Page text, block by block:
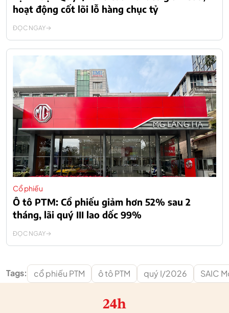
hoạt động cốt lõi lỗ hàng chục tỷ
ĐỌC NGAY
Cổ phiếu
Ô tô PTM: Cổ phiếu giảm hơn 52% sau 2
tháng, lãi quý III lao dốc 99%
ĐỌC NGAY
Tags: cổ phiếu PTM ô tô PTM quý I/2026 SAIC
24h